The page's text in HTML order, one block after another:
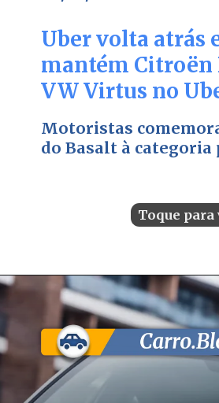
Uber volta atrás
mantém Citroën
VW Virtus no
Motoristas
do Basalt à categoria
Toque